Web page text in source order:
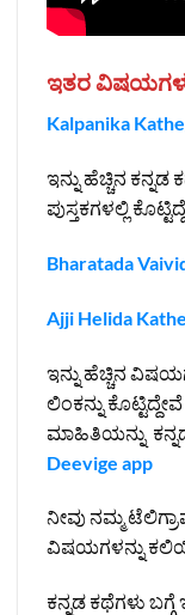
ಇತರ
Kalpanika
ಇನ್ನು ಹೆಚ್ಚಿನ
ಪುಸ್ತಕಗಳಲ್ಲಿ
Bharatada
Ajji Helida
ಇನ್ನು ಹೆಚ್ಚಿನ
ಲಿಂಕನ್ನು
ಮಾಹಿತಿಯನ್ನು
Deevige app
ನೀವು ನಮ್ಮ
ವಿಷಯಗಳನ್ನು
ಕನ್ನಡ ಕಥೆಗಳು ಬಗ್ಗೆ